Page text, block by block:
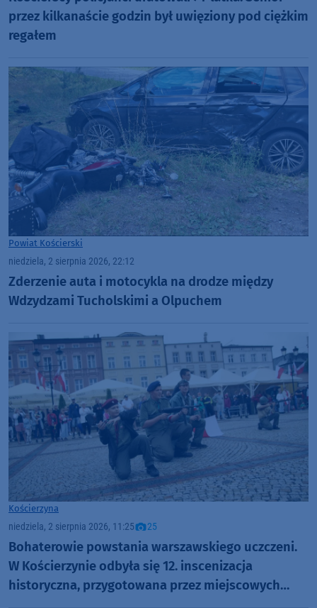
przez kilkanaście godzin był uwięziony pod ciężkim
regałem
Powiat Kościerski
niedziela, 2 sierpnia 2026, 22:12
Zderzenie auta i motocykla na drodze między
Wdzydzami Tucholskimi a Olpuchem
Kościerzyna
niedziela, 2 sierpnia 2026, 11:25 25
Bohaterowie powstania warszawskiego uczczeni.
W Kościerzynie odbyła się 12. inscenizacja
historyczna, przygotowana przez miejscowych